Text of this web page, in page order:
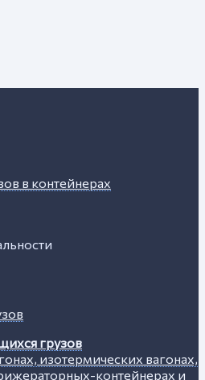
в контейнерах
грузов
изотермических вагонах,
контейнерах и